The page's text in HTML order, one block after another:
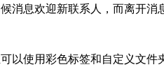
消息欢迎新联系人，而离开
以使用彩色标签和自定义文